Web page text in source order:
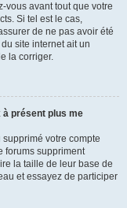
vous avant tout que votre
Si tel est le cas,
de ne pas avoir été
site internet ait un
la corriger.
à présent plus me
supprimé votre compte
forums suppriment
la taille de leur base de
et essayez de participer